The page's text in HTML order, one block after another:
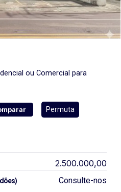
ou Comercial para
Permuta
2.500.000,00
Consulte-nos